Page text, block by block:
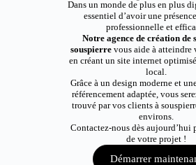
Dans un monde de plus en plus
essentiel d’avoir une
professionnelle et
Notre agence de création de
souspierre vous aide à atteindre
en créant un site internet
local.
Grâce à un design moderne et
référencement adaptée, vous
trouvé par vos clients à
environs.
Contactez-nous dès aujourd’hui
de votre projet !
Démarrer